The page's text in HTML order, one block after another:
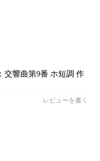
交響曲第9番 ホ短調 作
レビューを書く